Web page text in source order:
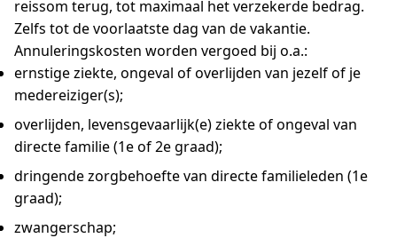
reissom terug, tot maximaal het verzekerde bedrag.
Zelfs tot de voorlaatste dag van de vakantie.
Annuleringskosten worden vergoed bij o.a.:
ernstige ziekte, ongeval of overlijden van jezelf of je
medereiziger(s);
overlijden, levensgevaarlijk(e) ziekte of ongeval van
directe familie (1e of 2e graad);
dringende zorgbehoefte van directe familieleden (1e
graad);
zwangerschap;